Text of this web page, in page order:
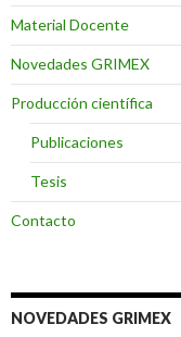
Material Docente
Novedades GRIMEX
Producción científica
Publicaciones
Tesis
Contacto
NOVEDADES GRIMEX